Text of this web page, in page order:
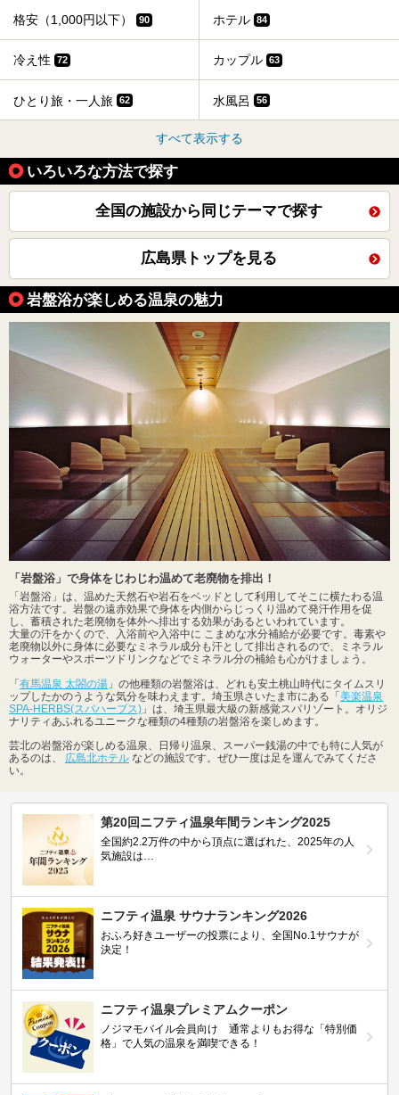
格安（1,000円以下） 90 ホテル 84
冷え性 72 カップル 63
ひとり旅・一人旅 62 水風呂 56
すべて表示する
いろいろな方法で探す
全国の施設から同じテーマで探す
広島県トップを見る
岩盤浴が楽しめる温泉の魅力
「岩盤浴」で身体をじわじわ温めて老廃物を排出！
「岩盤浴」は、温めた天然石や岩石をベッドとして利用してそこに横たわる温
浴方法です。岩盤の遠赤効果で身体を内側からじっくり温めて発汗作用を促
し、蓄積された老廃物を体外へ排出する効果があるといわれています。
大量の汗をかくので、入浴前や入浴中に こまめな水分補給が必要です。毒素や
老廃物以外に身体に必要なミネラル成分も汗として排出されるので、ミネラル
ウォーターやスポーツドリンクなどでミネラル分の補給も心がけましょう。
「 有馬温泉 太閤の湯 」の他種類の岩盤浴は、どれも安土桃山時代にタイムスリ
ップしたかのうような気分を味わえます。埼玉県さいたま市にある「 美楽温泉
SPA-HERBS(スパハーブス) 」は、埼玉県最大級の新感覚スパリゾート。オリジ
ナリティあふれるユニークな種類の4種類の岩盤浴を楽しめます。
芸北の岩盤浴が楽しめる温泉、日帰り温泉、スーパー銭湯の中でも特に人気が
あるのは、 広島北ホテル などの施設です。ぜひ一度は足を運んでみてくださ
い。
第20回ニフティ温泉年間ランキング2025
全国約2.2万件の中から頂点に選ばれた、2025年の人
気施設は…
ニフティ温泉 サウナランキング2026
おふろ好きユーザーの投票により、全国No.1サウナが
決定！
ニフティ温泉プレミアムクーポン
ノジマモバイル会員向け 通常よりもお得な「特別価
格」で人気の温泉を満喫できる！